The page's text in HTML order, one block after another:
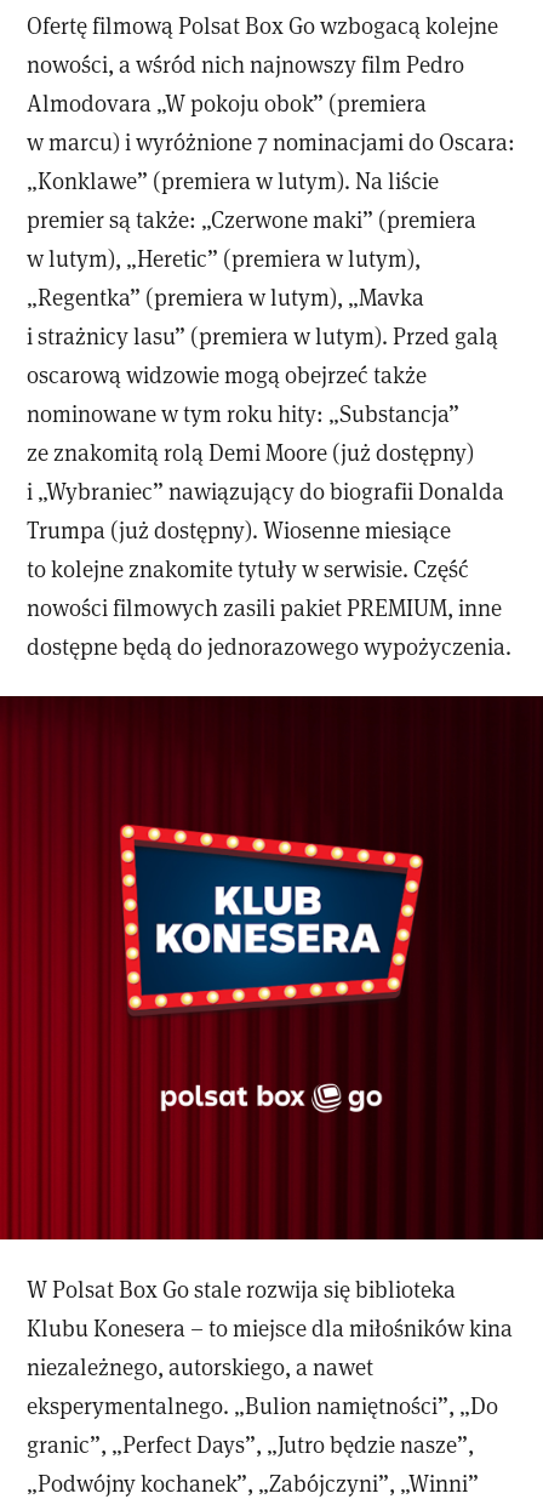
Ofertę filmową Polsat Box Go wzbogacą kolejne
nowości, a wśród nich najnowszy film Pedro
Almodovara „W pokoju obok” (premiera
w marcu) i wyróżnione 7 nominacjami do Oscara:
„Konklawe” (premiera w lutym). Na liście
premier są także: „Czerwone maki” (premiera
w lutym), „Heretic” (premiera w lutym),
„Regentka” (premiera w lutym), „Mavka
i strażnicy lasu” (premiera w lutym). Przed galą
oscarową widzowie mogą obejrzeć także
nominowane w tym roku hity: „Substancja”
ze znakomitą rolą Demi Moore (już dostępny)
i „Wybraniec” nawiązujący do biografii Donalda
Trumpa (już dostępny). Wiosenne miesiące
to kolejne znakomite tytuły w serwisie. Część
nowości filmowych zasili pakiet PREMIUM, inne
dostępne będą do jednorazowego wypożyczenia.
W Polsat Box Go stale rozwija się biblioteka
Klubu Konesera – to miejsce dla miłośników kina
niezależnego, autorskiego, a nawet
eksperymentalnego. „Bulion namiętności”, „Do
granic”, „Perfect Days”, „Jutro będzie nasze”,
„Podwójny kochanek”, „Zabójczyni”, „Winni”